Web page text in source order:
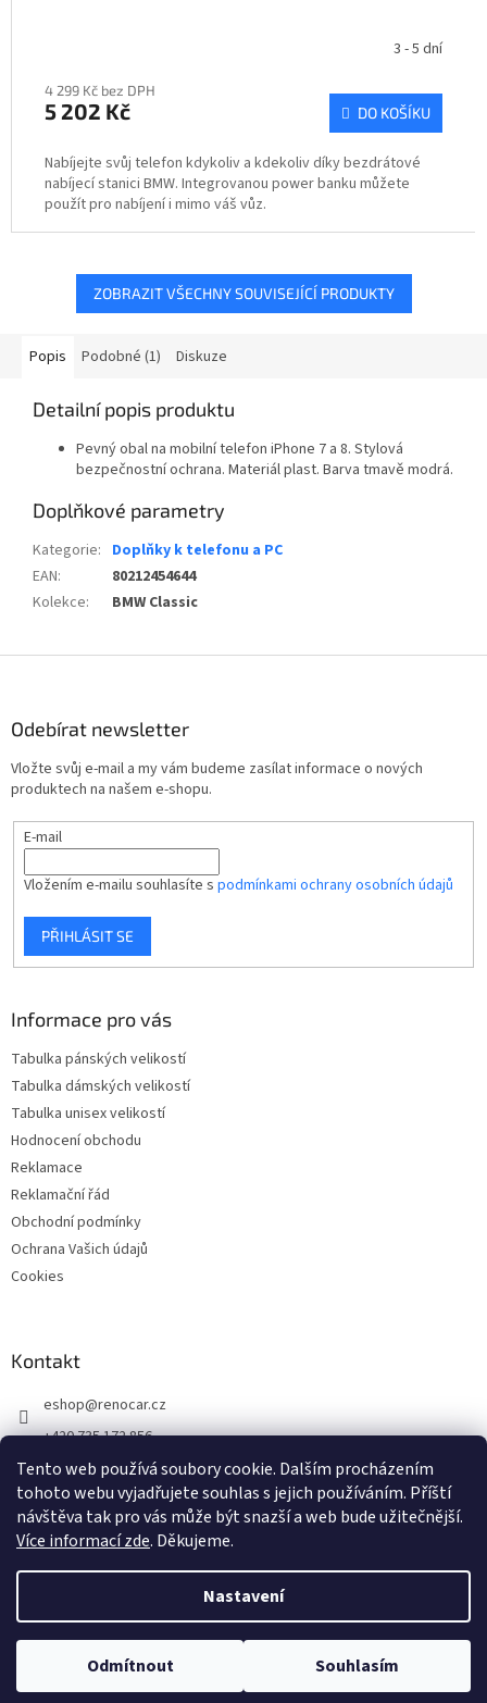
Tento web používá soubory cookie. Dalším procházením
tohoto webu vyjadřujete souhlas s jejich používáním. Příští
návštěva tak pro vás může být snazší a web bude užitečnější.
Více informací zde. Děkujeme.
Nastavení
Odmítnout Souhlasím
3 - 5 dní
4 299 Kč bez DPH
5 202 Kč DO KOŠÍKU
Nabíjejte svůj telefon kdykoliv a kdekoliv díky bezdrátové
nabíjecí stanici BMW. Integrovanou power banku můžete
použít pro nabíjení i mimo váš vůz.
ZOBRAZIT VŠECHNY SOUVISEJÍCÍ PRODUKTY
Popis Podobné (1) Diskuze
Detailní popis produktu
Pevný obal na mobilní telefon iPhone 7 a 8. Stylová
bezpečnostní ochrana. Materiál plast. Barva tmavě modrá.
Doplňkové parametry
Kategorie: Doplňky k telefonu a PC
EAN:
80212454644
Kolekce: BMW Classic
Odebírat newsletter
Vložte svůj e-mail a my vám budeme zasílat informace o nových
produktech na našem e-shopu.
E-mail
Vložením e-mailu souhlasíte s podmínkami ochrany osobních údajů
PŘIHLÁSIT SE
Informace pro vás
Tabulka pánských velikostí
Tabulka dámských velikostí
Tabulka unisex velikostí
Hodnocení obchodu
Reklamace
Reklamační řád
Obchodní podmínky
Ochrana Vašich údajů
Cookies
Kontakt
eshop@renocar.cz
+420 735 172 856
Přidejte se k nám!
renocar_a.s
Copyright 2026Renocar DOPLŇKY & LIFESTYLE. Všechna práva